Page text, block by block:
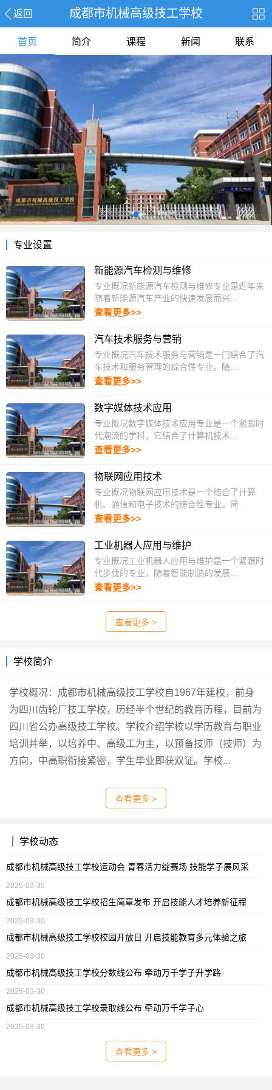
返回 成都市机械高级技工学校
首页 简介 课程 新闻 联系
专业设置
新能源汽车检测与维修
专业概况新能源汽车检测与维修专业是近年来
随着新能源汽车产业的快速发展而兴...
查看更多>>
汽车技术服务与营销
专业概况汽车技术服务与营销是一门结合了汽
车技术和服务管理的综合性专业。随...
查看更多>>
数字媒体技术应用
专业概况数字媒体技术应用专业是一个紧跟时
代潮流的学科，它结合了计算机技术...
查看更多>>
物联网应用技术
专业概况物联网应用技术是一个结合了计算
机、通信和电子技术的综合性专业。简...
查看更多>>
工业机器人应用与维护
专业概况工业机器人应用与维护是一个紧跟时
代步伐的专业，随着智能制造的发展...
查看更多>>
查看更多 >
学校简介
学校概况：成都市机械高级技工学校自1967年建校，前身
为四川齿轮厂技工学校，历经半个世纪的教育历程，目前为
四川省公办高级技工学校。学校介绍学校以学历教育与职业
培训并举，以培养中、高级工为主，以预备技师（技师）为
方向，中高职衔接紧密，学生毕业即获双证。学校...
查看更多 >
学校动态
成都市机械高级技工学校运动会 青春活力绽赛场 技能学子展风采
2025-03-30
成都市机械高级技工学校招生简章发布 开启技能人才培养新征程
2025-03-30
成都市机械高级技工学校校园开放日 开启技能教育多元体验之旅
2025-03-30
成都市机械高级技工学校分数线公布 牵动万千学子升学路
2025-03-30
成都市机械高级技工学校录取线公布 牵动万千学子心
2025-03-30
查看更多 >